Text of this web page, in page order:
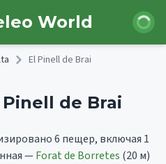
World Войти
El Pinell de Brai
de Brai
6 пещер, включая 1
—Forat de Borretes (20 м)